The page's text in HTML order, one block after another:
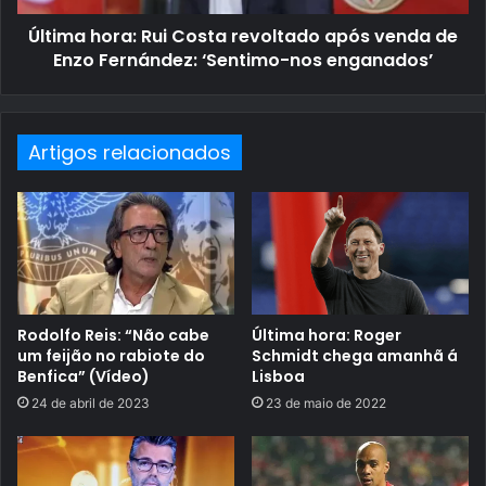
Última hora: Rui Costa revoltado após venda de
Enzo Fernández: ‘Sentimo-nos enganados’
Artigos relacionados
Rodolfo Reis: “Não cabe
um feijão no rabiote do
Benfica” (Vídeo)
24 de abril de 2023
Última hora: Roger
Schmidt chega amanhã á
Lisboa
23 de maio de 2022